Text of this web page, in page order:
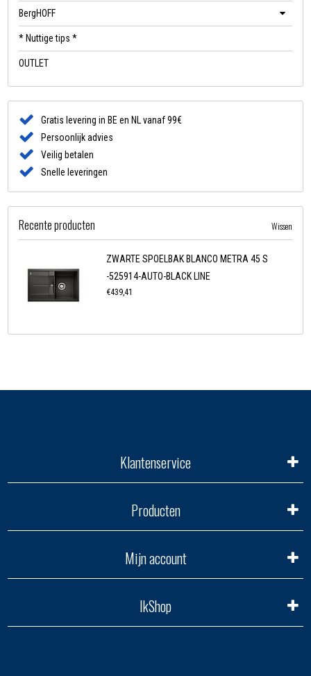
BergHOFF
* Nuttige tips *
OUTLET
Gratis levering in BE en NL vanaf 99€
Persoonlijk advies
Veilig betalen
Snelle leveringen
Recente producten Wissen
ZWARTE SPOELBAK BLANCO METRA 45 S
-525914-AUTO-BLACK LINE
€439,41
Klantenservice
Producten
Mijn account
IkShop